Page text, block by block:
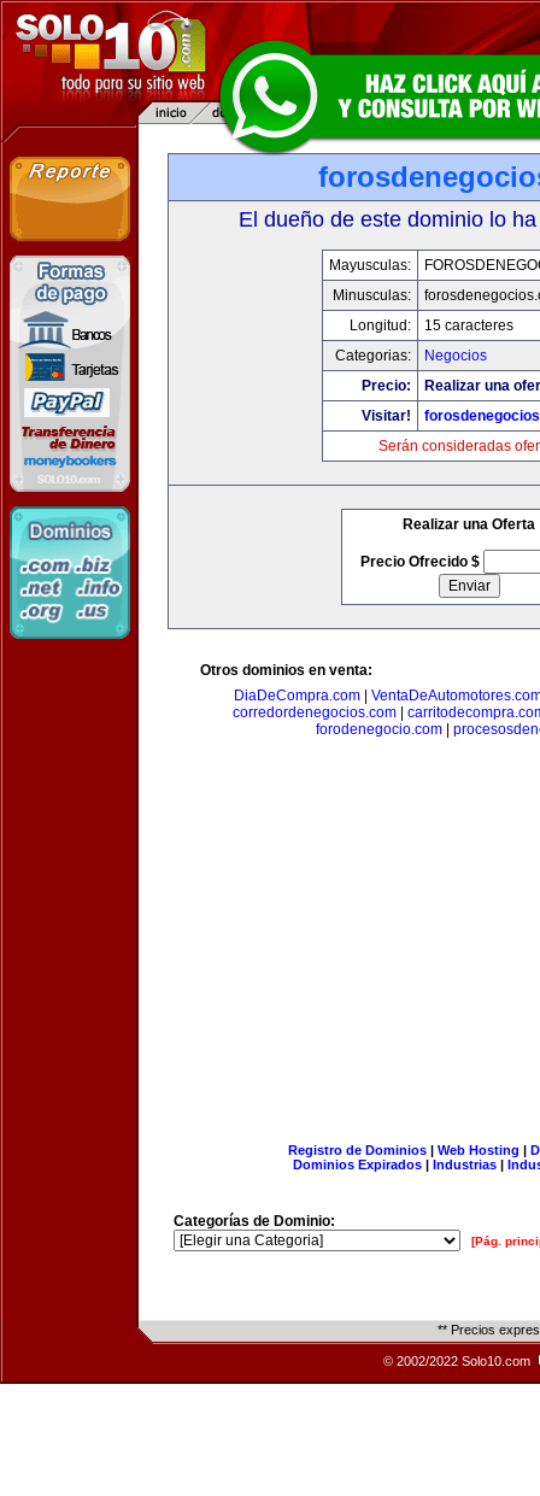
El dueño de este dominio lo
Mayusculas:
Minusculas:
Longitud:
15 caracteres
Categorias:
Negocios
Precio:
Realizar una
Visitar!
Serán consideradas
Realizar una Oferta
Precio Ofrecido $
Otros dominios en venta:
DiaDeCompra.com|
corredordenegocios.com
forodenegocio.com
Registro de Dominios| Web Hosting |
Dominios Expirados | Industrias |
Categorías de Dominio:
[Pág.
** Precios
© 2002/2022 Solo10.com